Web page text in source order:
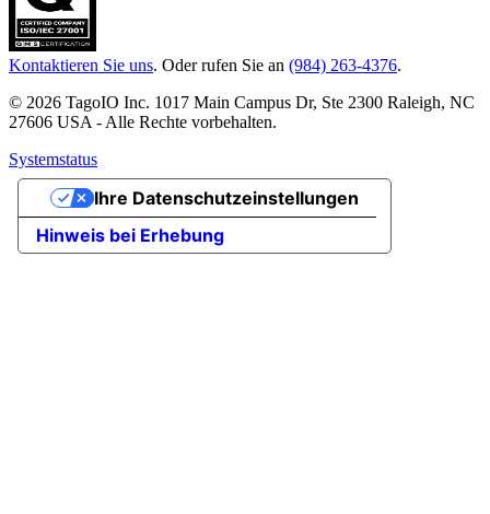
Kontaktieren Sie uns. Oder rufen Sie an (984) 263-4376.
© 2026 TagoIO Inc. 1017 Main Campus Dr, Ste 2300 Raleigh, NC
27606 USA - Alle Rechte vorbehalten.
Systemstatus
Hinweis bei Erhebung
Ihre Datenschutzeinstellungen